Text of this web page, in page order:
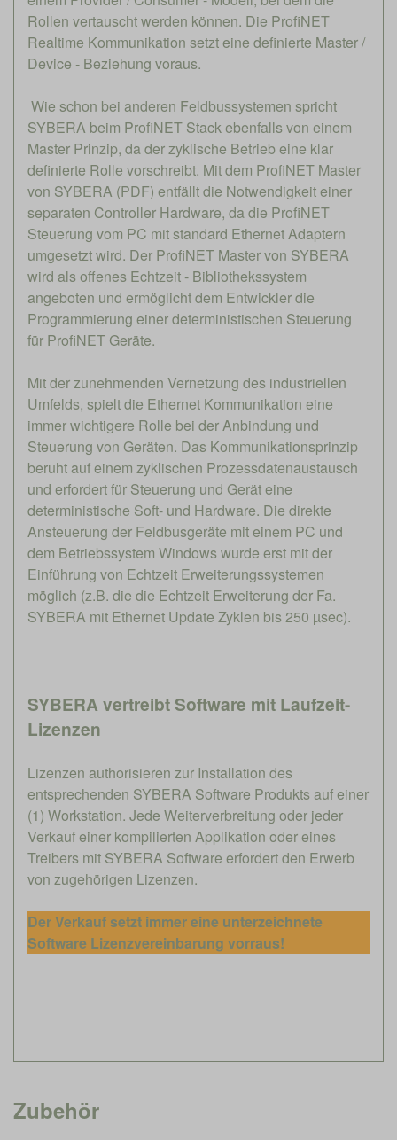
Rollen vertauscht werden können. Die ProfiNET
Realtime Kommunikation setzt eine definierte Master /
Device - Beziehung voraus.
Wie schon bei anderen Feldbussystemen spricht
SYBERA beim ProfiNET Stack ebenfalls von einem
Master Prinzip, da der zyklische Betrieb eine klar
definierte Rolle vorschreibt. Mit dem ProfiNET Master
von SYBERA (PDF) entfällt die Notwendigkeit einer
separaten Controller Hardware, da die ProfiNET
Steuerung vom PC mit standard Ethernet Adaptern
umgesetzt wird. Der ProfiNET Master von SYBERA
wird als offenes Echtzeit - Bibliothekssystem
angeboten und ermöglicht dem Entwickler die
Programmierung einer deterministischen Steuerung
für ProfiNET Geräte.
Mit der zunehmenden Vernetzung des industriellen
Umfelds, spielt die Ethernet Kommunikation eine
immer wichtigere Rolle bei der Anbindung und
Steuerung von Geräten. Das Kommunikationsprinzip
beruht auf einem zyklischen Prozessdatenaustausch
und erfordert für Steuerung und Gerät eine
deterministische Soft- und Hardware. Die direkte
Ansteuerung der Feldbusgeräte mit einem PC und
dem Betriebssystem Windows wurde erst mit der
Einführung von Echtzeit Erweiterungssystemen
möglich (z.B. die die Echtzeit Erweiterung der Fa.
SYBERA mit Ethernet Update Zyklen bis 250 µsec).
SYBERA vertreibt Software mit Laufzeit-
Lizenzen
Lizenzen authorisieren zur Installation des
entsprechenden SYBERA Software Produkts auf einer
(1) Workstation. Jede Weiterverbreitung oder jeder
Verkauf einer kompilierten Applikation oder eines
Treibers mit SYBERA Software erfordert den Erwerb
von zugehörigen Lizenzen.
Der Verkauf setzt immer eine unterzeichnete
Software Lizenzvereinbarung vorraus!
Zubehör